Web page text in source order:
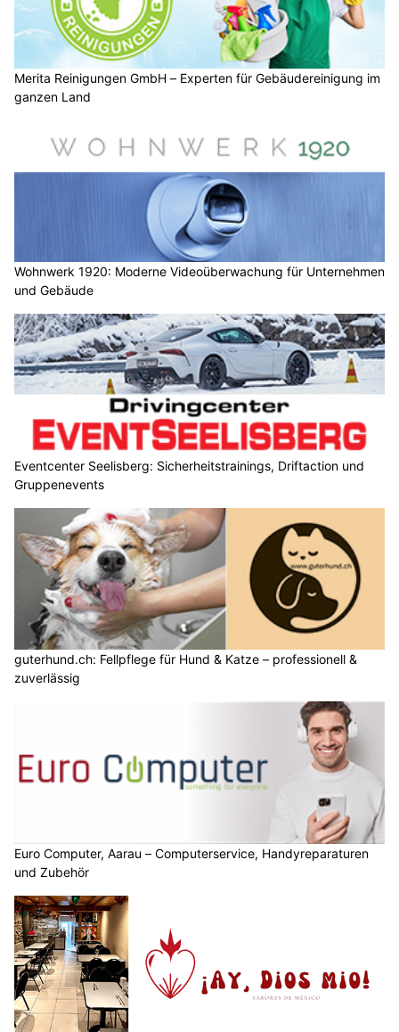
Merita Reinigungen GmbH – Experten für Gebäudereinigung im
ganzen Land
Wohnwerk 1920: Moderne Videoüberwachung für Unternehmen
und Gebäude
Eventcenter Seelisberg: Sicherheitstrainings, Driftaction und
Gruppenevents
guterhund.ch: Fellpflege für Hund & Katze – professionell &
zuverlässig
Euro Computer, Aarau – Computerservice, Handyreparaturen
und Zubehör